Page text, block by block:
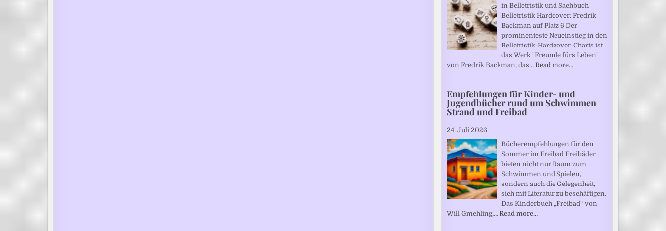
in Belletristik und Sachbuch
Belletristik Hardcover: Fredrik
Backman auf Platz 6 Der
prominenteste Neueinstieg in den
Belletristik-Hardcover-Charts ist
das Werk "Freunde fürs Leben"
von Fredrik Backman, das… Read more…
Empfehlungen für Kinder- und
Jugendbücher rund um Schwimmen
Strand und Freibad
24. Juli 2026
Bücherempfehlungen für den
Sommer im Freibad Freibäder
bieten nicht nur Raum zum
Schwimmen und Spielen,
sondern auch die Gelegenheit,
sich mit Literatur zu beschäftigen.
Das Kinderbuch „Freibad“ von
Will Gmehling,… Read more…